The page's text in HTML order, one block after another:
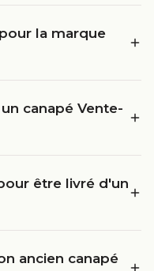
la marque
canapé Vente-
être livré d'un
ancien canapé